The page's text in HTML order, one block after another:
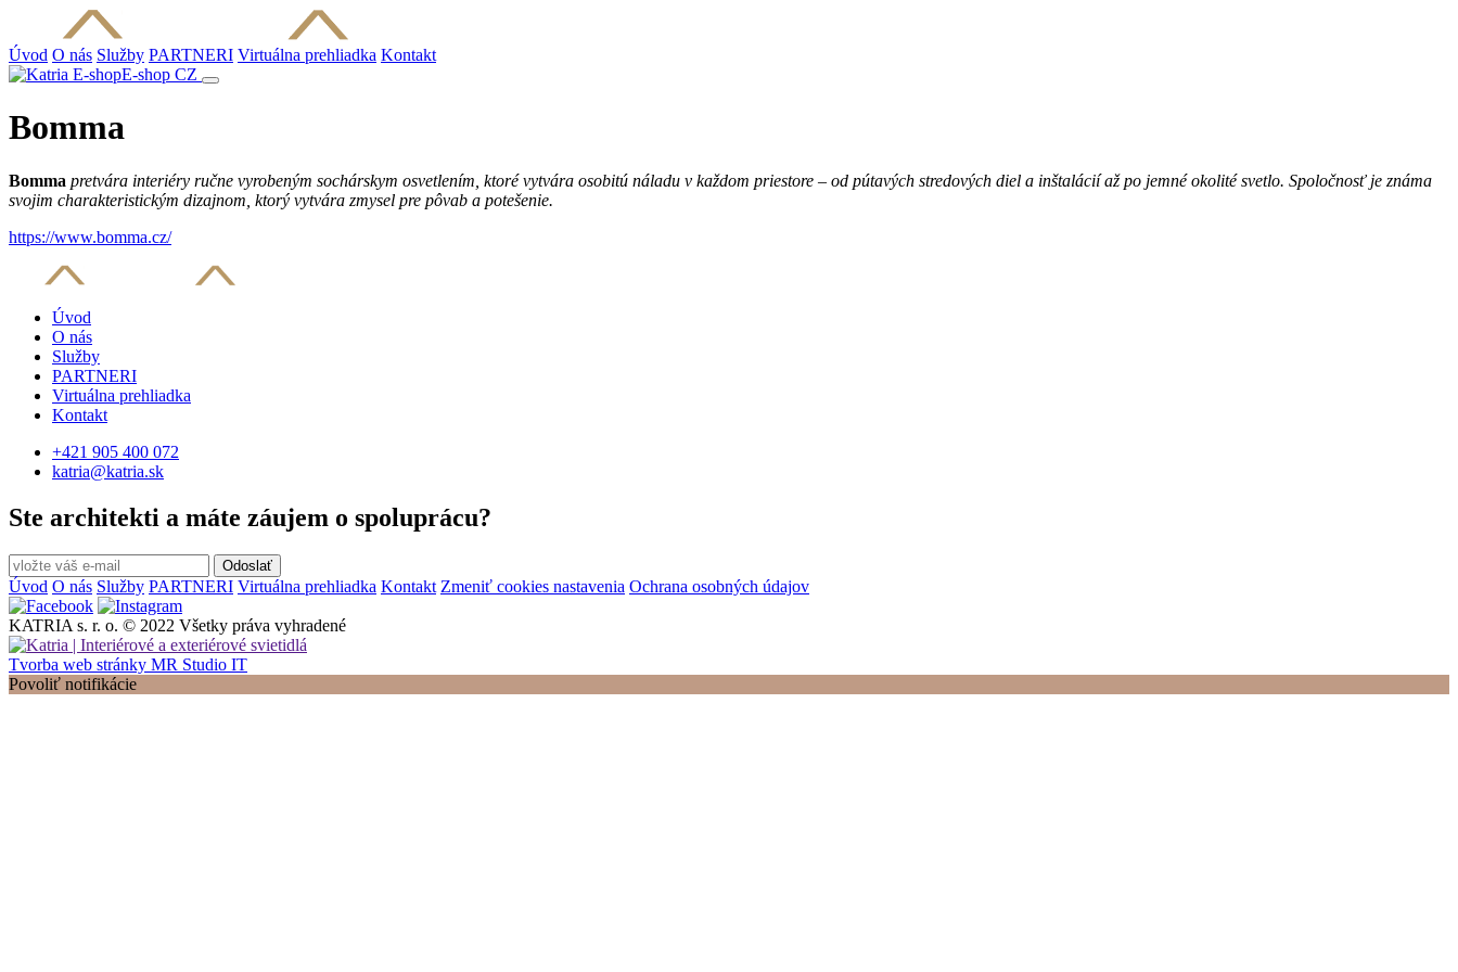
Úvod O nás Služby PARTNERI Virtuálna prehliadka Kontakt
E-shop CZ
Bomma
Bomma pretvára interiéry ručne vyrobeným sochárskym osvetlením, ktoré vytvára osobitú náladu v každom priestore – od pútavých stredových diel a inštalácií až po jemné okolité svetlo. Spoločnosť je známa
svojim charakteristickým dizajnom, ktorý vytvára zmysel pre pôvab a potešenie.
https://www.bomma.cz/
Úvod
O nás
Služby
PARTNERI
Virtuálna prehliadka
Kontakt
+421 905 400 072
katria@katria.sk
Ste architekti a máte záujem o spoluprácu?
Odoslať
Úvod O nás Služby PARTNERI Virtuálna prehliadka Kontakt Zmeniť cookies nastavenia Ochrana osobných údajov
KATRIA s. r. o. © 2022 Všetky práva vyhradené
Tvorba web stránky MR Studio IT
Povoliť notifikácie